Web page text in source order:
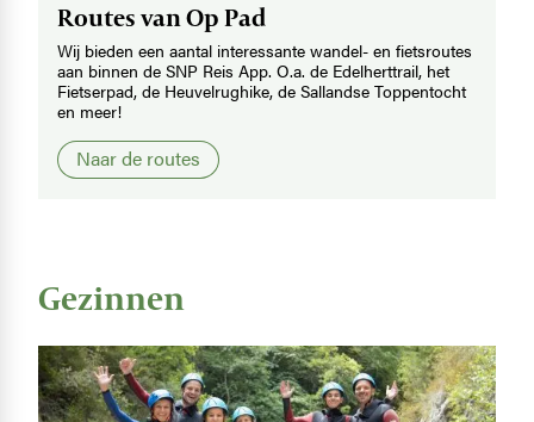
Routes van Op Pad
Wij bieden een aantal interessante wandel- en fietsroutes
aan binnen de SNP Reis App. O.a. de Edelherttrail, het
Fietserpad, de Heuvelrughike, de Sallandse Toppentocht
en meer!
Naar de routes
Gezinnen
Image